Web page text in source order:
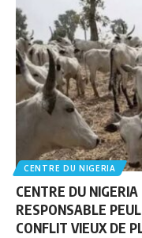
CENTRE DU NIGERIA
CENTRE DU
RESPONSABLE
CONFLIT VIEUX DE